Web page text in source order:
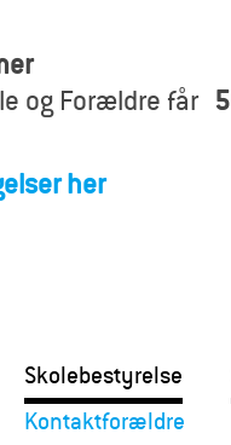
og Forældre får
her
Skolebestyrelse
Kontaktforældre